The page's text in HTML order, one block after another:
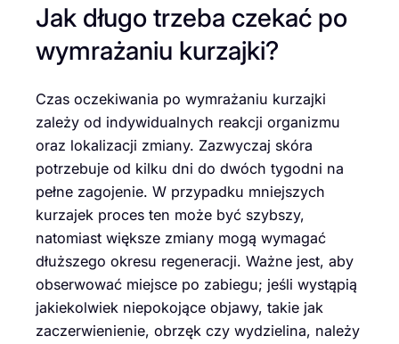
Jak długo trzeba czekać po
wymrażaniu kurzajki?
Czas oczekiwania po wymrażaniu kurzajki
zależy od indywidualnych reakcji organizmu
oraz lokalizacji zmiany. Zazwyczaj skóra
potrzebuje od kilku dni do dwóch tygodni na
pełne zagojenie. W przypadku mniejszych
kurzajek proces ten może być szybszy,
natomiast większe zmiany mogą wymagać
dłuższego okresu regeneracji. Ważne jest, aby
obserwować miejsce po zabiegu; jeśli wystąpią
jakiekolwiek niepokojące objawy, takie jak
zaczerwienienie, obrzęk czy wydzielina, należy